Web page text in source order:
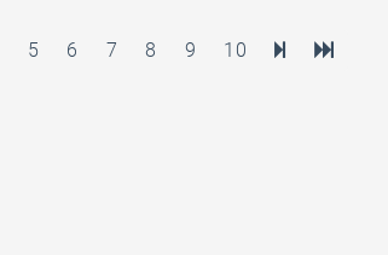
5 6 7 8 9 10